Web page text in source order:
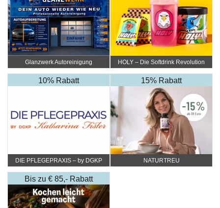
Glanzwerk Autoreinigung HOLY – Die Softdrink Revolution
10% Rabatt
DIE PFLEGEPRAXIS – by DGKP
15% Rabatt
NATURTREU
Bis zu € 85,- Rabatt